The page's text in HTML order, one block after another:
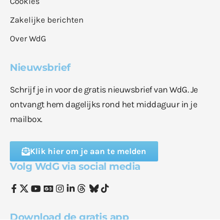
Zakelijke berichten
Over WdG
Nieuwsbrief
Schrijf je in voor de gratis nieuwsbrief van WdG. Je
ontvangt hem dagelijks rond het middaguur in je
mailbox.
Klik hier om je aan te melden
Volg WdG via social media
Download de gratis app